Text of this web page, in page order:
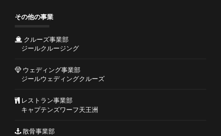
その他の事業
クルーズ事業部
ジールクルージング
ウェディング事業部
ジールウェディングクルーズ
レストラン事業部
キャプテンズワーフ天王洲
散骨事業部